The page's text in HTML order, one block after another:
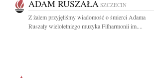
ADAM RUSZAŁA SZCZECIN
Z żalem przyjęliśmy wiadomość o śmierci Adama
Ruszały wieloletniego muzyka Filharmonii im....